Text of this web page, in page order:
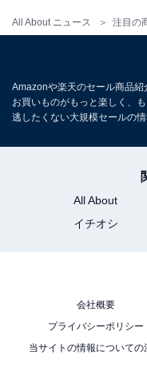
All About ニュース 注目の
【国内正規品】
8コアCPU 24GB
90Hzリフレッシュレ
ー PD18W充電器付き
T7250
PHILIPS「
PHILIPS 液晶ディス
Amazonや楽天のセール商品
お買いものがもっと楽しく、
逃したくない大規模セールの情
All About
イチオシ
会社概要
プライバシーポリシー
当サイトの情報についての